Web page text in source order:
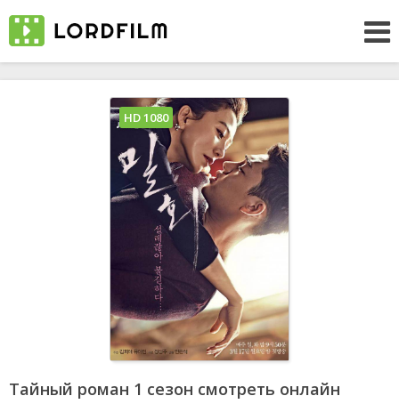
Тайный роман 1 сезон смотреть онлайн
HD 1080